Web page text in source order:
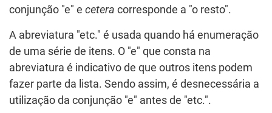
conjunção "e" e cetera corresponde a "o resto".
A abreviatura "etc." é usada quando há enumeração
de uma série de itens. O "e" que consta na
abreviatura é indicativo de que outros itens podem
fazer parte da lista. Sendo assim, é desnecessária a
utilização da conjunção "e" antes de "etc.".